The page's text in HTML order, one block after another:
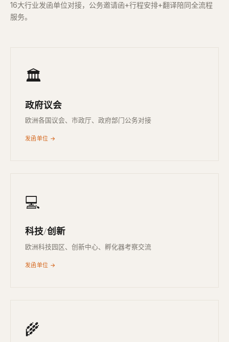
16大行业发函单位对接，公务邀请函+行程安排+翻译陪同全流程
服务。
🏛
政府议会
欧洲各国议会、市政厅、政府部门公务对接
发函单位 →
💻
科技/创新
欧洲科技园区、创新中心、孵化器考察交流
发函单位 →
🌾